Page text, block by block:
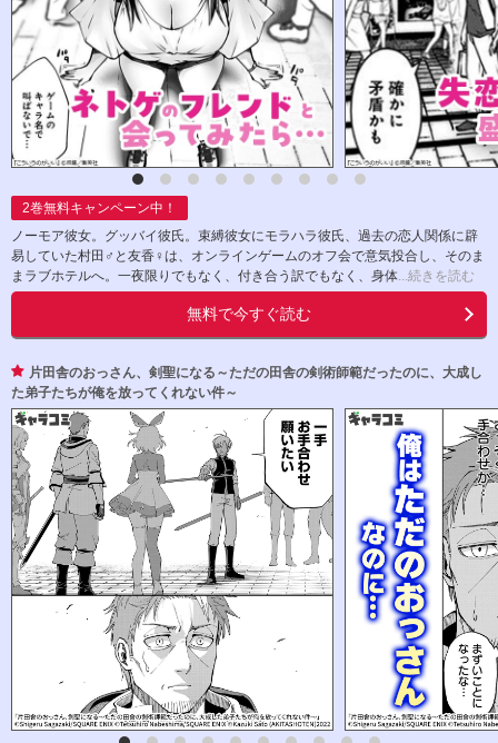
2巻無料キャンペーン中！
ノーモア彼女。グッバイ彼氏。束縛彼女にモラハラ彼氏、過去の恋人関係に辟
易していた村田♂と友香♀は、オンラインゲームのオフ会で意気投合し、そのま
まラブホテルへ。一夜限りでもなく、付き合う訳でもなく、身体 ...続きを読む
無料で今すぐ読む
片田舎のおっさん、剣聖になる～ただの田舎の剣術師範だったのに、大成し
た弟子たちが俺を放ってくれない件～